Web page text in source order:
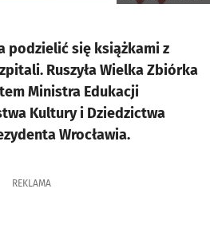
podzielić się książkami z
Ruszyła Wielka Zbiórka
Ministra Edukacji
Kultury i Dziedzictwa
Wrocławia.
REKLAMA